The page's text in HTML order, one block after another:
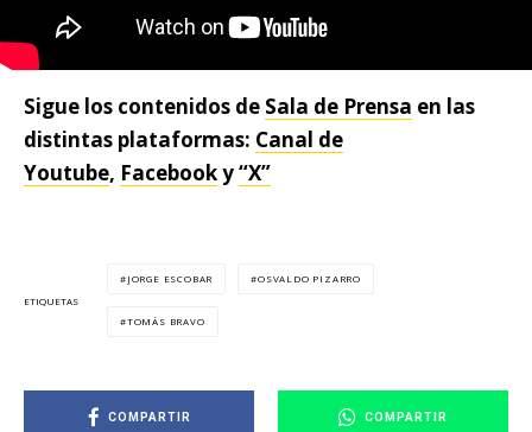
Sigue los contenidos de Sala de Prensa en las
distintas plataformas: Canal de
Youtube, Facebooky“X”
ETIQUETAS
JORGE ESCOBAR OSVALDO PIZARRO
TOMÁS BRAVO
COMPARTIR COMPARTIR